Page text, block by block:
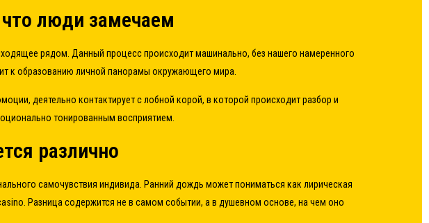
люди замечаем
рядом. Данный процесс происходит машинально, без нашего намеренного
к образованию личной панорамы окружающего мира.
деятельно контактирует с лобной корой, в которой происходит разбор и
тонированным восприятием.
различно
самочувствия индивида. Ранний дождь может пониматься как лирическая
Разница содержится не в самом событии, а в душевном основе, на чем оно